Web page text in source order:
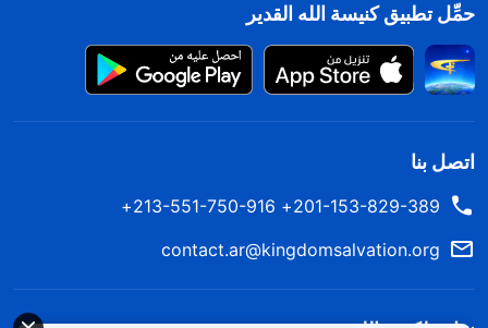
حمِّل تطبيق كنيسة الله القدير
اتصل بنا
201-153-829-389+ 213-551-750-916+
contact.ar@kingdomsalvation.org